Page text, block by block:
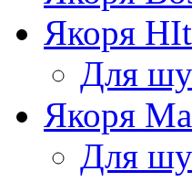
Якоря
Для
Якоря
Для